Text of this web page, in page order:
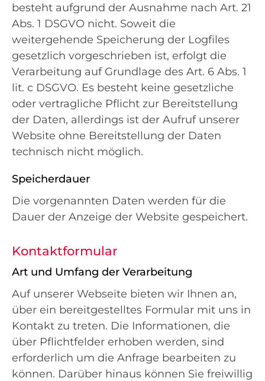
besteht aufgrund der Ausnahme nach Art. 21
Abs. 1 DSGVO nicht. Soweit die
weitergehende Speicherung der Logfiles
gesetzlich vorgeschrieben ist, erfolgt die
Verarbeitung auf Grundlage des Art. 6 Abs. 1
lit. c DSGVO. Es besteht keine gesetzliche
oder vertragliche Pflicht zur Bereitstellung
der Daten, allerdings ist der Aufruf unserer
Website ohne Bereitstellung der Daten
technisch nicht möglich.
Speicherdauer
Die vorgenannten Daten werden für die
Dauer der Anzeige der Website gespeichert.
Kontaktformular
Art und Umfang der Verarbeitung
Auf unserer Webseite bieten wir Ihnen an,
über ein bereitgestelltes Formular mit uns in
Kontakt zu treten. Die Informationen, die
über Pflichtfelder erhoben werden, sind
erforderlich um die Anfrage bearbeiten zu
können. Darüber hinaus können Sie freiwillig